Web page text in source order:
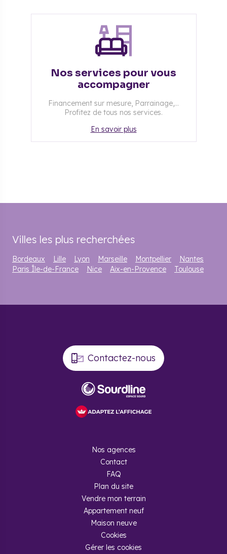
Nos services pour vous
accompagner
Financement sur mesure, Parrainage,...
Profitez de tous nos services.
En savoir plus
Villes les plus recherchées
Bordeaux Lille Lyon Marseille Montpellier
Nantes
Paris Île-de-France
Nice Aix-en-Provence Toulouse
Contactez-nous
Nos agences
Contact
FAQ
Plan du site
Vendre mon terrain
Appartement neuf
Maison neuve
Cookies
Gérer les cookies